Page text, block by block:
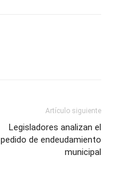
Artículo siguiente
Legisladores analizan el
pedido de endeudamiento
municipal